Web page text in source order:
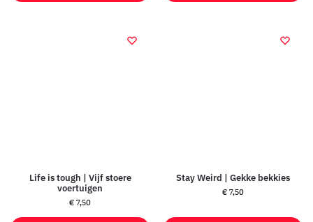
Life is tough | Vijf stoere
voertuigen
€7,50
Stay Weird | Gekke bekkies
€7,50